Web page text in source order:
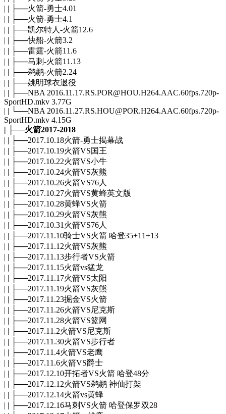
| | ├──火箭-勇士4.01
| | ├──火箭-勇士4.1
| | ├──凯尔特人-火箭12.6
| | ├──快船-火箭3.2
| | ├──雷霆-火箭11.6
| | ├──马刺-火箭11.13
| | ├──鹈鹕-火箭2.24
| | ├──姚明球衣退役
| | ├──NBA 2016.11.17.RS.POR@HOU.H264.AAC.60fps.720p-
SportHD.mkv 3.77G
| | └──NBA 2016.11.27.RS.HOU@POR.H264.AAC.60fps.720p-
SportHD.mkv 4.15G
| ├──火箭2017-2018
| | ├──2017.10.18火箭-勇士揭幕战
| | ├──2017.10.19火箭VS国王
| | ├──2017.10.22火箭VS小牛
| | ├──2017.10.24火箭VS灰熊
| | ├──2017.10.26火箭VS76人
| | ├──2017.10.27火箭VS黄蜂英文版
| | ├──2017.10.28黄蜂VS火箭
| | ├──2017.10.29火箭VS灰熊
| | ├──2017.10.31火箭VS76人
| | ├──2017.11.10骑士VS火箭 哈登35+11+13
| | ├──2017.11.12火箭VS灰熊
| | ├──2017.11.13步行者VS火箭
| | ├──2017.11.15火箭vs猛龙
| | ├──2017.11.17火箭VS太阳
| | ├──2017.11.19火箭VS灰熊
| | ├──2017.11.23掘金VS火箭
| | ├──2017.11.26火箭VS尼克斯
| | ├──2017.11.28火箭VS篮网
| | ├──2017.11.2火箭VS尼克斯
| | ├──2017.11.30火箭VS步行者
| | ├──2017.11.4火箭VS老鹰
| | ├──2017.11.6火箭VS爵士
| | ├──2017.12.10开拓者VS火箭 哈登48分
| | ├──2017.12.12火箭VS鹈鹕 神仙打架
| | ├──2017.12.14火箭vs黄蜂
| | ├──2017.12.16马刺VS火箭 哈登保罗双28